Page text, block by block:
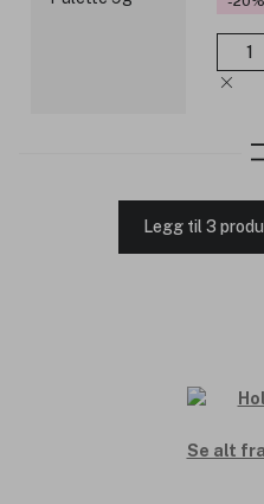
Legg til 3
Se alt